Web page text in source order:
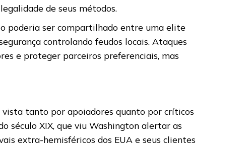
de seus métodos.
poderia ser compartilhado entre uma elite
controlando feudos locais. Ataques
e proteger parceiros preferenciais, mas
tanto por apoiadores quanto por críticos
século XIX, que viu Washington alertar as
extra-hemisféricos dos EUA e seus clientes